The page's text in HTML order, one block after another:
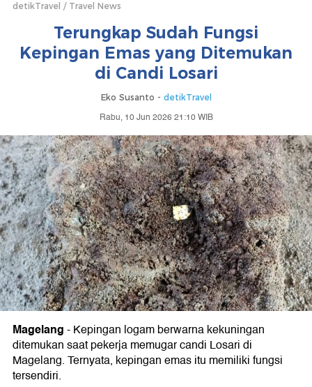
detikTravel Travel News
Terungkap Sudah Fungsi
Kepingan Emas yang Ditemukan
di Candi Losari
Eko Susanto - detikTravel
Rabu, 10 Jun 2026 21:10 WIB
Magelang-Kepingan logam berwarna kekuningan
ditemukan saat pekerja memugar candi Losari di
Magelang. Ternyata, kepingan emas itu memiliki fungsi
tersendiri.